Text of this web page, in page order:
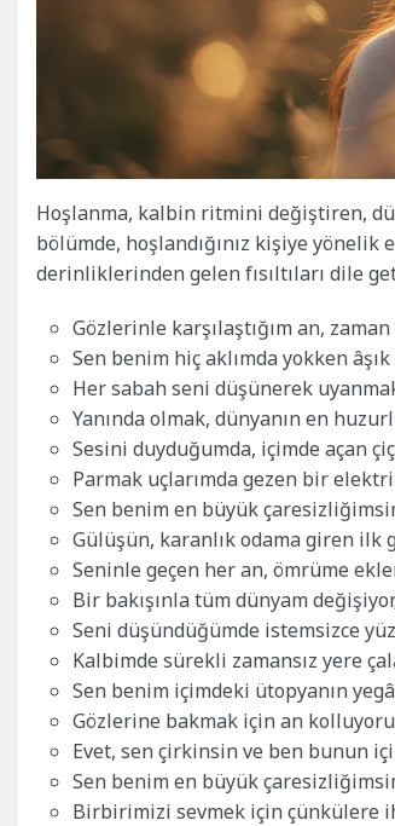
Hoşlanma, kalbin ritmini değiştiren,
bölümde, hoşlandığınız kişiye
derinliklerinden gelen fısıltıları dile
Gözlerinle karşılaştığım an,
Sen benim hiç aklımda yokken
Her sabah seni düşünerek
Yanında olmak, dünyanın en
Sesini duyduğumda, içimde açan
Parmak uçlarımda gezen bir
Sen benim en büyük
Gülüşün, karanlık odama giren ilk
Seninle geçen her an, ömrüme
Bir bakışınla tüm dünyam
Seni düşündüğümde istemsizce
Kalbimde sürekli zamansız yere
Sen benim içimdeki ütopyanın
Gözlerine bakmak için an
Evet, sen çirkinsin ve ben bunun
Sen benim en büyük
Birbirimizi sevmek için çünkülere